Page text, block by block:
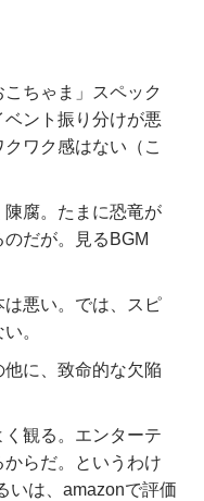
ちゃま」スペック
ント振り分けが悪
ワク感はない（こ
陳腐。たまに恐竜が
だが。見るBGM
悪い。では、スピ
。
に、致命的な欠陥
観る。エンターテ
らだ。というわけ
いは、amazonで評価